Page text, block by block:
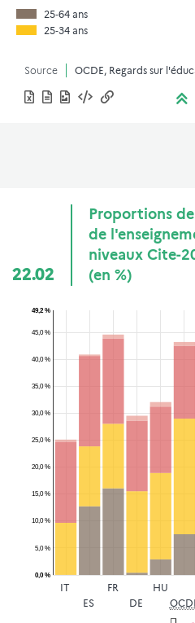
25‑64 ans
25‑34 ans
Source OCDE, Regards sur
22.02
Proportions
de
niveaux Cite-
(en %)
5,0 %
10,0 %
15,0 %
20,0 %
25,0 %
30,0 %
35,0 %
40,0 %
45,0 %
0,0 %
49,2 %
IT FR HU
ES
DE